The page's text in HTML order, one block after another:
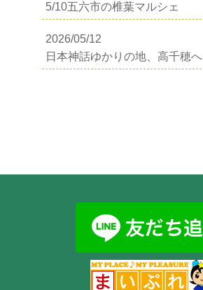
5/10五六市の椎葉マルシェ
2026/05/12
日本神話ゆかりの地、高千穂へ